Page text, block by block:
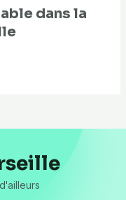
dans la